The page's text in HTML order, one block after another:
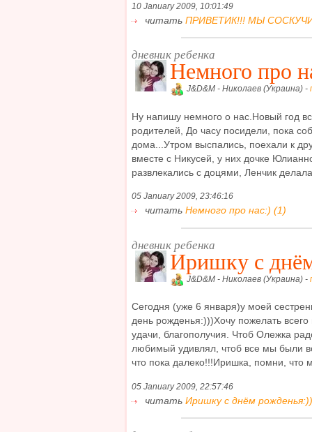
10 January 2009, 10:01:49
читать ПРИВЕТИК!!! МЫ
дневник ребенка
Немного про
J&D&M - Николаев (Украина) -
Ну напишу немного о нас.Новый год
родителей, До часу посидели, пока
дома...Утром выспались, поехали к
вместе с Никусей, у них дочке
развлекались с доцями, Ленчик
05 January 2009, 23:46:16
читать Немного про нас:) (1)
дневник ребенка
Иришку с
J&D&M - Николаев (Украина) -
Сегодня (уже 6 января)у моей
день рожденья:)))Хочу пожелать
удачи, благополучия. Чтоб Олежка
любимый удивлял, чтоб все мы были
что пока далеко!!!Иришка, помни, что
05 January 2009, 22:57:46
читать Иришку с днём